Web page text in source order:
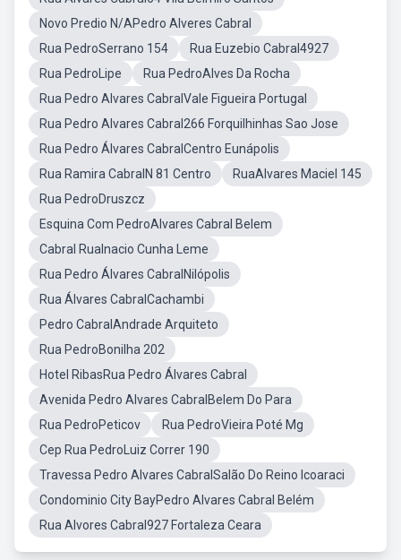
Novo Predio N/APedro Alveres Cabral
Rua PedroSerrano 154
Rua Euzebio Cabral4927
Rua PedroLipe
Rua PedroAlves Da Rocha
Rua Pedro Alvares CabralVale Figueira Portugal
Rua Pedro Alvares Cabral266 Forquilhinhas Sao Jose
Rua Pedro Álvares CabralCentro Eunápolis
Rua Ramira CabralN 81 Centro
RuaAlvares Maciel 145
Rua PedroDruszcz
Esquina Com PedroAlvares Cabral Belem
Cabral RuaInacio Cunha Leme
Rua Pedro Álvares CabralNilópolis
Rua Álvares CabralCachambi
Pedro CabralAndrade Arquiteto
Rua PedroBonilha 202
Hotel RibasRua Pedro Álvares Cabral
Avenida Pedro Alvares CabralBelem Do Para
Rua PedroPeticov
Rua PedroVieira Poté Mg
Cep Rua PedroLuiz Correr 190
Travessa Pedro Alvares CabralSalão Do Reino Icoaraci
Condominio City BayPedro Alvares Cabral Belém
Rua Alvores Cabral927 Fortaleza Ceara